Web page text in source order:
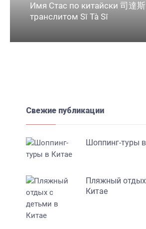
Имя Стас по китайски 司達斯
транслитом Sī Tà Sī
Свежие публикации
Шоппинг-туры
Пляжный
Китае